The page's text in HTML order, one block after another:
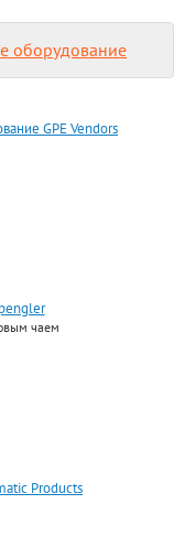
оборудование
GPE Vendors
чаем
Products